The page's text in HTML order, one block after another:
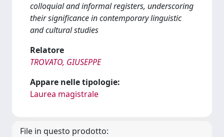
colloquial and informal registers, underscoring
their significance in contemporary linguistic
and cultural studies
Relatore
TROVATO, GIUSEPPE
Appare nelle tipologie:
Laurea magistrale
File in questo prodotto: